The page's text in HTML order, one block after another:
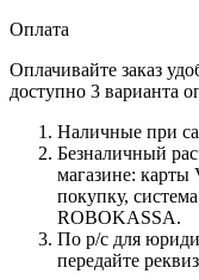
Оплата
Оплачивайте заказ
доступно 3 варианта
Наличные при
Безналичный
магазине: карты
покупку,
ROBOKASSA.
По р/c для
передайте